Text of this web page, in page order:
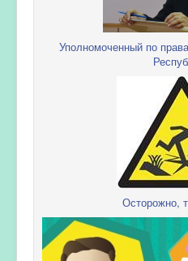
Уполномоченный по
Осторожно,